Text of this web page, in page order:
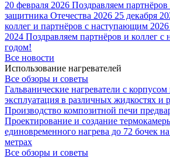
20 февраля 2026 Поздравляем
защитника Отечества 2026 25 декабря
коллег и партнёров с наступающим
2024 Поздравляем партнёров и коллег
годом!
Все новости
Использование нагревателей
Все обзоры и советы
Гальванические нагреватели с корпусом
эксплуатация в различных жидкостях и
Производство композитной печи
Проектирование и создание
единовременного нагрева до 72 бочек
метрах
Все обзоры и советы